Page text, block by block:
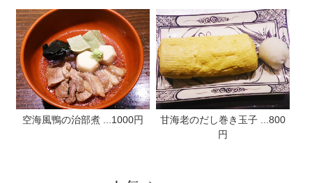
空海風鴨の治部煮 ...1000円
甘海老のだし巻き玉子 ...800
円